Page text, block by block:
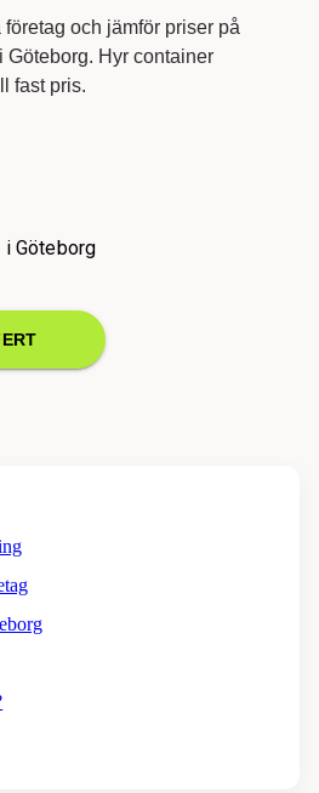
företag och jämför priser på
Göteborg. Hyr container
fast pris.
i Göteborg